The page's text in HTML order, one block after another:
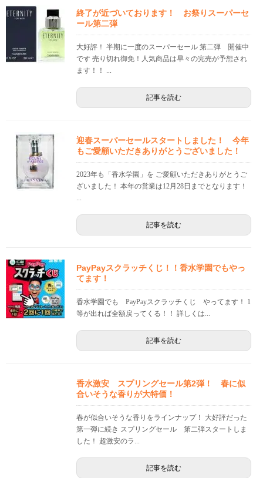
終了が近づいております！ お祭りスーパーセ
ール第二弾
大好評！ 半期に一度のスーパーセール 第二弾 開催中
です 売り切れ御免！人気商品は早々の完売が予想され
ます！！ ...
記事を読む
迎春スーパーセールスタートしました！ 今年
もご愛顧いただきありがとうございました！
2023年も「香水学園」を ご愛顧いただきありがとうご
ざいました！ 本年の営業は12月28日までとなります！
...
記事を読む
PayPayスクラッチくじ！！香水学園でもやっ
てます！
香水学園でも PayPayスクラッチくじ やってます！ 1
等が出れば全額戻ってくる！！ 詳しくは...
記事を読む
香水激安 スプリングセール第2弾！ 春に似
合いそうな香りが大特価！
春が似合いそうな香りをラインナップ！ 大好評だった
第一弾に続き スプリングセール 第二弾スタートしま
した！ 超激安のラ...
記事を読む